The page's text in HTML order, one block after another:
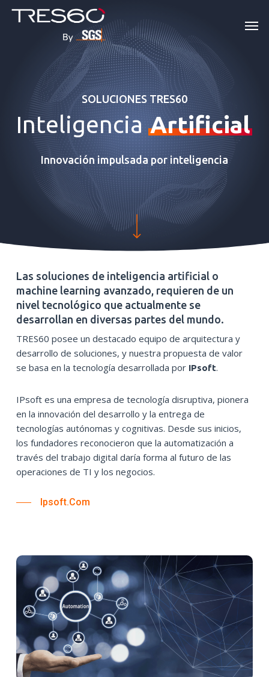
Skip
SOLUCIONES TRES60
InteligenciaArtificial
Innovación impulsada por inteligencia
Navigate to the next section
Las soluciones de inteligencia artificial o
machine learning avanzado, requieren de un
nivel tecnológico que actualmente se
desarrollan en diversas partes del mundo.
TRES60 posee un destacado equipo de arquitectura y
desarrollo de soluciones, y nuestra propuesta de valor
se basa en la tecnología desarrollada por IPsoft.
IPsoft es una empresa de tecnología disruptiva, pionera
en la innovación del desarrollo y la entrega de
tecnologías autónomas y cognitivas. Desde sus inicios,
los fundadores reconocieron que la automatización a
través del trabajo digital daría forma al futuro de las
operaciones de TI y los negocios.
Ipsoft.com